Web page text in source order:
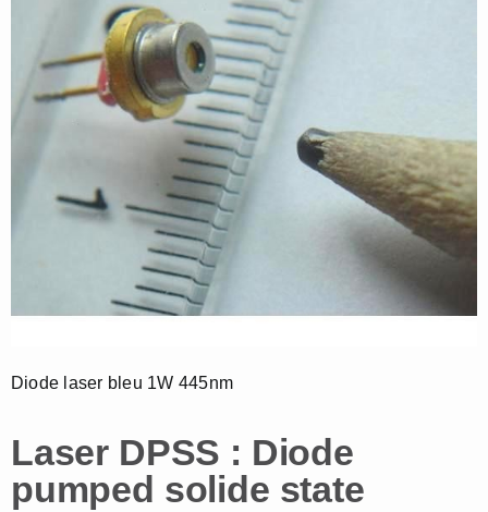
Diode laser bleu 1W 445nm
Laser DPSS : Diode
pumped solide state